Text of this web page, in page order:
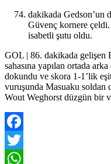
dakikada Gedson’un
Güvenç kornere çeldi.
isabetli şutu oldu.
GOL | 86. dakikada gelişen
sahasına yapılan ortada
dokundu ve skora 1-1’lik
vuruşunda Masuaku soldan
Wout Weghorst düzgün bir
Facebook
Twitter